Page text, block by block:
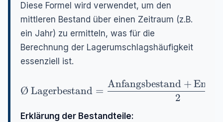
Diese Formel wird verwendet, um den
mittleren Bestand über einen Zeitraum (z.B.
ein Jahr) zu ermitteln, was für die
Berechnung der Lagerumschlagshäufigkeit
essenziell ist.
\text{Ø} \text{ Lagerbestand} =
Ø Lagerbestand =
2
Anfangsbestand +
Erklärung der Bestandteile: